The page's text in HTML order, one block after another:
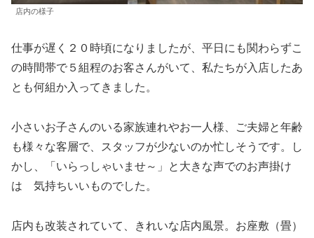
店内の様子
仕事が遅く２０時頃になりましたが、平日にも関わらずこ
の時間帯で５組程のお客さんがいて、私たちが入店したあ
とも何組か入ってきました。
小さいお子さんのいる家族連れやお一人様、ご夫婦と年齢
も様々な客層で、スタッフが少ないのか忙しそうです。し
かし、「いらっしゃいませ～」と大きな声でのお声掛け
は 気持ちいいものでした。
店内も改装されていて、きれいな店内風景。お座敷（畳）